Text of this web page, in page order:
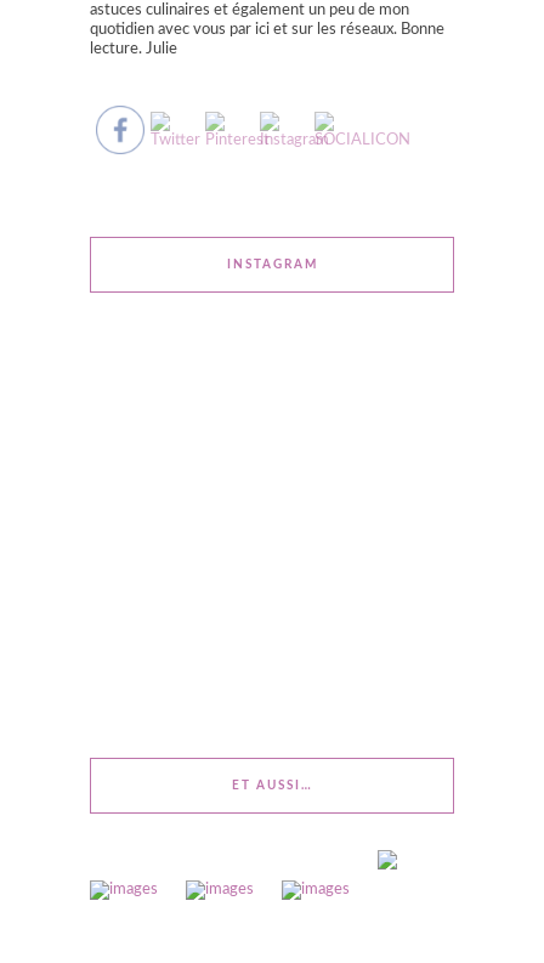
astuces culinaires et également un peu de mon
quotidien avec vous par ici et sur les réseaux. Bonne
lecture. Julie
INSTAGRAM
ET AUSSI…